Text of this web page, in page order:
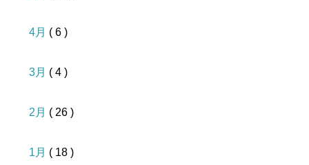
4月 ( 6 )
3月 ( 4 )
2月 ( 26 )
1月 ( 18 )